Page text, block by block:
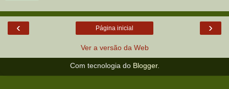
‹ ›
Página inicial
Ver a versão da Web
Com tecnologia do Blogger.